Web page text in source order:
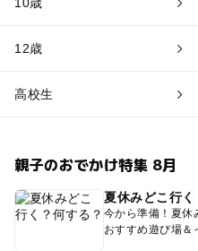
12歳
高校生
親子のおでかけ特集 8月
夏休みどこ行く
今から準備！夏休
おすすめ遊び場＆